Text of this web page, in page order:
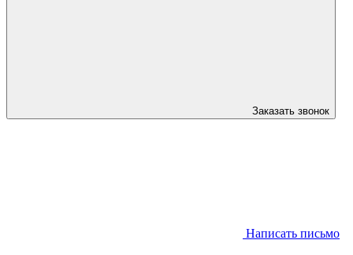
Заказать звонок
Написать письмо